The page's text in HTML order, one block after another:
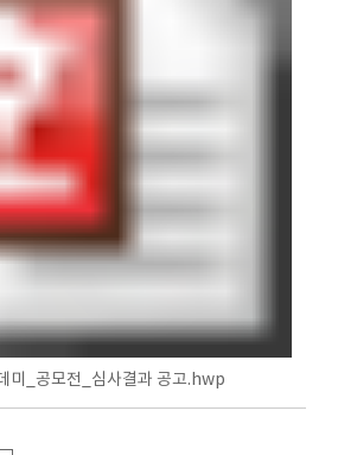
미_공모전_심사결과 공고.hwp